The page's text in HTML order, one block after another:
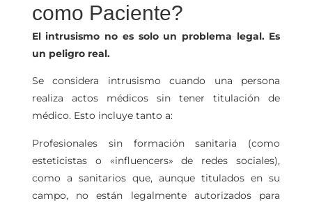
como Paciente?
El intrusismo no es solo un problema legal. Es
un peligro real.
Se considera intrusismo cuando una persona
realiza actos médicos sin tener titulación de
médico. Esto incluye tanto a:
Profesionales sin formación sanitaria (como
esteticistas o «influencers» de redes sociales),
como a sanitarios que, aunque titulados en su
campo, no están legalmente autorizados para